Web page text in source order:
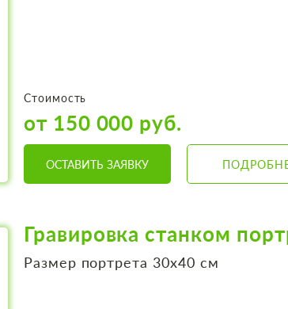
Стоимость
от 150 000 руб.
ОСТАВИТЬ ЗАЯВКУ
Гравировка станком
Размер портрета 30х40 см